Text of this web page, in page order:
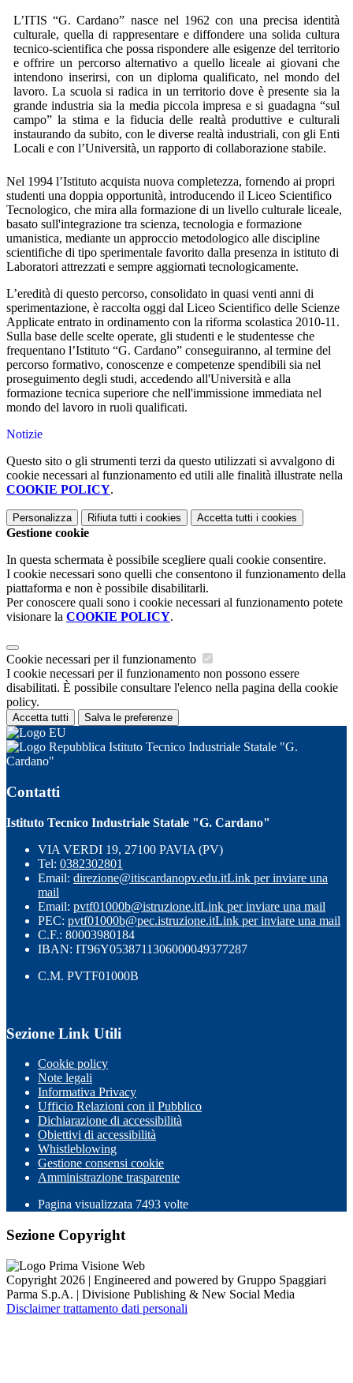
L’ITIS “G. Cardano” nasce nel 1962 con una precisa identità
culturale, quella di rappresentare e diffondere una solida cultura
tecnico-scientifica che possa rispondere alle esigenze del territorio
e offrire un percorso alternativo a quello liceale ai giovani che
intendono inserirsi, con un diploma qualificato, nel mondo del
lavoro. La scuola si radica in un territorio dove è presente sia la
grande industria sia la media piccola impresa e si guadagna “sul
campo” la stima e la fiducia delle realtà produttive e culturali
instaurando da subito, con le diverse realtà industriali, con gli Enti
Locali e con l’Università, un rapporto di collaborazione stabile.
Nel 1994 l’Istituto acquista nuova completezza, fornendo ai propri
studenti una doppia opportunità, introducendo il Liceo Scientifico
Tecnologico, che mira alla formazione di un livello culturale liceale,
basato sull'integrazione tra scienza, tecnologia e formazione
umanistica, mediante un approccio metodologico alle discipline
scientifiche di tipo sperimentale favorito dalla presenza in istituto di
Laboratori attrezzati e sempre aggiornati tecnologicamente.
L’eredità di questo percorso, consolidato in quasi venti anni di
sperimentazione, è raccolta oggi dal Liceo Scientifico delle Scienze
Applicate entrato in ordinamento con la riforma scolastica 2010-11.
Sulla base delle scelte operate, gli studenti e le studentesse che
frequentano l’Istituto “G. Cardano” conseguiranno, al termine del
percorso formativo, conoscenze e competenze spendibili sia nel
proseguimento degli studi, accedendo all'Università e alla
formazione tecnica superiore che nell'immissione immediata nel
mondo del lavoro in ruoli qualificati.
Notizie
Questo sito o gli strumenti terzi da questo utilizzati si avvalgono di
cookie necessari al funzionamento ed utili alle finalità illustrate nella
COOKIE POLICY.
Personalizza Rifiuta tutti i cookies Accetta tutti i cookies
Gestione cookie
In questa schermata è possibile scegliere quali cookie consentire.
I cookie necessari sono quelli che consentono il funzionamento della
piattaforma e non è possibile disabilitarli.
Per conoscere quali sono i cookie necessari al funzionamento potete
visionare la COOKIE POLICY.
Cookie necessari per il funzionamento
I cookie necessari per il funzionamento non possono essere
disabilitati. È possibile consultare l'elenco nella pagina della cookie
policy.
Accetta tutti Salva le preferenze
Istituto Tecnico Industriale Statale "G.
Cardano"
Contatti
Istituto Tecnico Industriale Statale "G. Cardano"
VIA VERDI 19, 27100 PAVIA (PV)
Tel: 0382302801
Email: direzione@itiscardanopv.edu.itLink per inviare una
mail
Email: pvtf01000b@istruzione.itLink per inviare una mail
PEC: pvtf01000b@pec.istruzione.itLink per inviare una mail
C.F.: 80003980184
IBAN: IT96Y0538711306000049377287
C.M. PVTF01000B
Sezione Link Utili
Cookie policy
Note legali
Informativa Privacy
Ufficio Relazioni con il Pubblico
Dichiarazione di accessibilità
Obiettivi di accessibilità
Whistleblowing
Gestione consensi cookie
Amministrazione trasparente
Pagina visualizzata 7493 volte
Sezione Copyright
Copyright 2026 | Engineered and powered by Gruppo Spaggiari
Parma S.p.A. | Divisione Publishing & New Social Media
Disclaimer trattamento dati personali